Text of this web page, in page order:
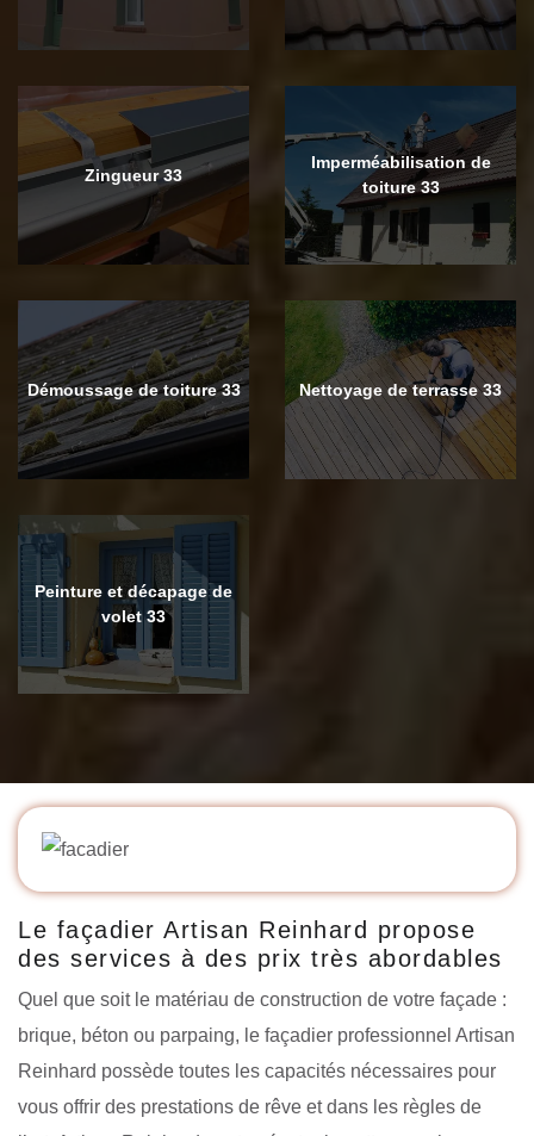
Zingueur 33
Imperméabilisation de
toiture 33
Démoussage de toiture 33 Nettoyage de terrasse 33
Peinture et décapage de
volet 33
Le façadier Artisan Reinhard propose
des services à des prix très abordables
Quel que soit le matériau de construction de votre façade :
brique, béton ou parpaing, le façadier professionnel Artisan
Reinhard possède toutes les capacités nécessaires pour
vous offrir des prestations de rêve et dans les règles de